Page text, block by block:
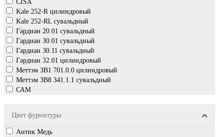
CISA
Kale 252-R цилиндровый
Kale 252-RL сувальдный
Гардиан 20.01 сувальдный
Гардиан 30.01 сувальдный
Гардиан 30.11 сувальдный
Гардиан 32.01 цилиндровый
Меттэм ЗВ1 701.0.0 цилиндровый
Меттэм ЗВ8 341.1.1 cувальдный
САМ
Цвет фурнитуры
Антик Медь